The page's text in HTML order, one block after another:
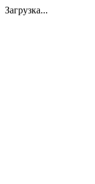
Загрузка...